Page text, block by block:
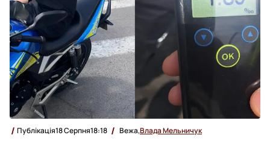
Публікація18 Серпня18:18 Вежа,Влада Мельничук